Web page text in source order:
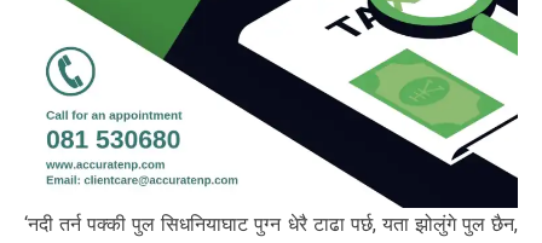
‘नदी तर्न पक्की पुल सिधनियाघाट पुग्न धेरै टाढा पर्छ, यता झोलुंगे पुल छैन,